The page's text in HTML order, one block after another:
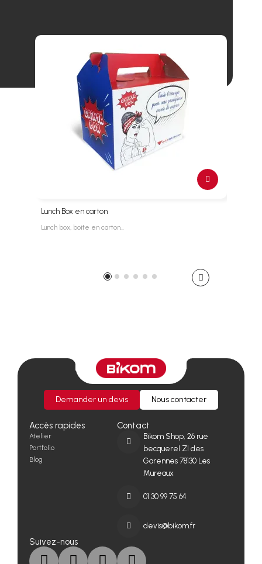
Lunch Box en carton
Lunch box, boite en carton…
Demander un devis Nous contacter
Accès rapides
Atelier
Portfolio
Blog
Contact
Bikom Shop, 26 rue
becquerel ZI des
Garennes 78130 Les
Mureaux
01 30 99 75 64
devis@bikom.fr
Suivez-nous